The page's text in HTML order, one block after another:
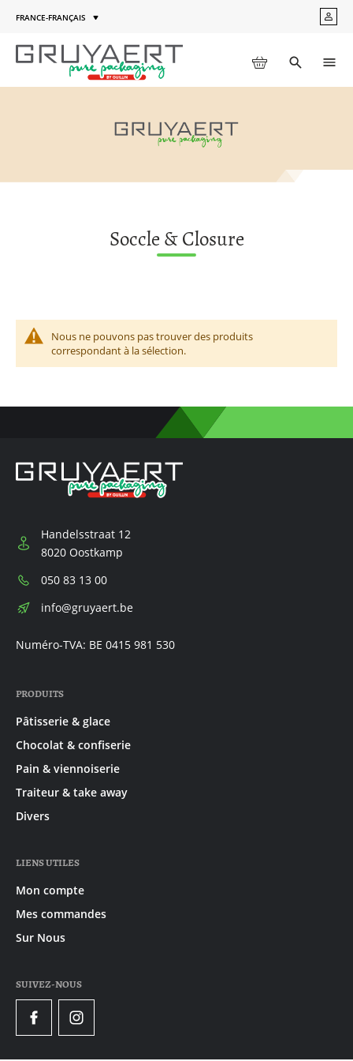
Langue
FRANCE-FRANÇAIS MON
MON PANIER
Toggle
search
Soccle & Closure
Nous ne pouvons pas trouver des produits
correspondant à la sélection.
Handelsstraat 12
8020 Oostkamp
Téléphone:
050 83 13 00
E-
info@gruyaert.be
Numéro-TVA: BE 0415 981 530
PRODUITS
Pâtisserie & glace
Chocolat & confiserie
Pain & viennoiserie
Traiteur & take away
Divers
LIENS UTILES
Mon compte
Mes commandes
Sur Nous
SUIVEZ-NOUS
FacebookInstagram